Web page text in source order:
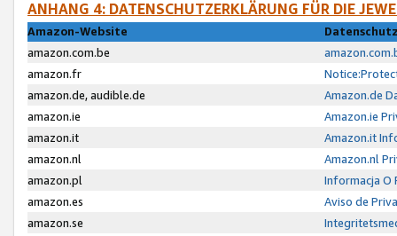
ANHANG 4: DATENSCHUTZERKLÄRUNG FÜR DIE
Amazon-Website
amazon.com.be
amazon.fr
amazon.de, audible.de
Amazon.de
amazon.ie
Amazon.ie
amazon.it
Amazon.it
amazon.nl
Amazon.nl
amazon.pl
Informacja O
amazon.es
Aviso de
amazon.se